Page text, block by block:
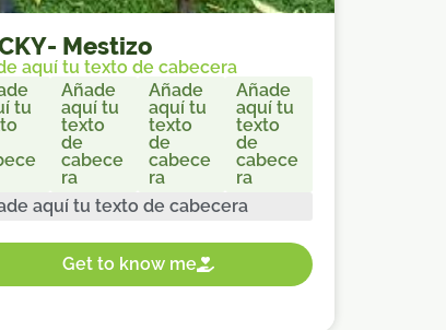
- Mestizo
aquí tu texto de cabecera
tu
Añade
aquí tu
texto
de
cabece
ra
Añade
aquí tu
texto
de
cabece
ra
Añade
aquí tu
texto
de
cabece
ra
aquí tu texto de cabecera
Get to know me